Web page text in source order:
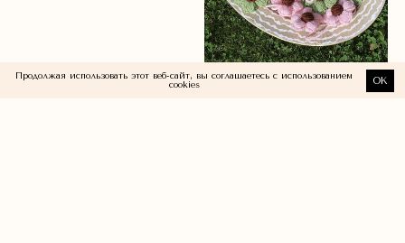
Продолжая использовать этот веб-сайт, вы соглашаетесь с использованием
cookies
OK